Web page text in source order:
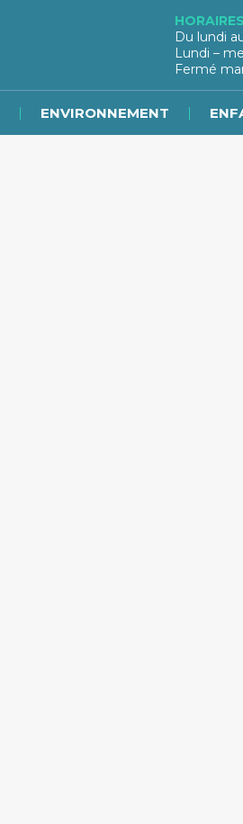
Du lundi
Lundi –
Fermé
ENVIRONNEMENT